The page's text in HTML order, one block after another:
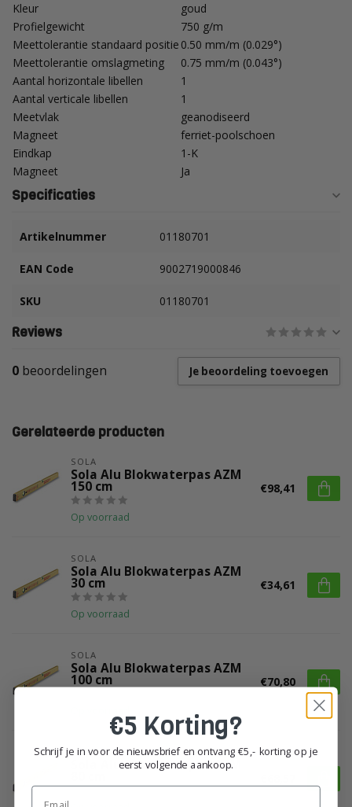
Kleur
goud
Profielgewicht
750 g/m
Meettolerantie standaard positie 0.50 mm/m (0.029°)
Meettolerantie omslagmeting
0.75 mm/m (0.043°)
Aantal horizontale libellen
1
Aantal verticale libellen
1
Meetvlak
geanodiseerd
Magneet
ferriet-poolschoen
Eindkap
1-K
Magneet
Ja
Specificaties
Artikelnummer 01180701
EAN Code 9002719000846
SKU 01180701
Reviews
0 beoordelingen Je beoordeling toevoegen
Gerelateerde producten
SOLA
Sola Alu Blokwaterpas AZM
150 cm
Op voorraad
€98,41
SOLA
Sola Alu Blokwaterpas AZM
30 cm
Op voorraad
€34,61
SOLA
Sola Alu Blokwaterpas AZM
100 cm €70,80
SOLA
Sola Alu Blokwaterpas AZM
€5 Korting?
Schrijf je in voor de nieuwsbrief en ontvang €5,- korting op je
eerst volgende aankoop.
Email